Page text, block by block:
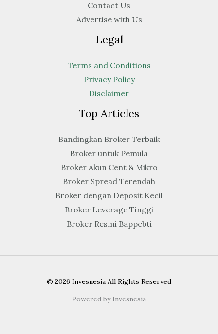
Contact Us
Advertise with Us
Legal
Terms and Conditions
Privacy Policy
Disclaimer
Top Articles
Bandingkan Broker Terbaik
Broker untuk Pemula
Broker Akun Cent & Mikro
Broker Spread Terendah
Broker dengan Deposit Kecil
Broker Leverage Tinggi
Broker Resmi Bappebti
© 2026 Invesnesia All Rights Reserved
Powered by Invesnesia